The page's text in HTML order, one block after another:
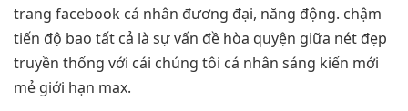
trang facebook cá nhân đương đại, năng động. chậm
tiến độ bao tất cả là sự vấn đề hòa quyện giữa nét đẹp
truyền thống với cái chúng tôi cá nhân sáng kiến mới
mẻ giới hạn max.